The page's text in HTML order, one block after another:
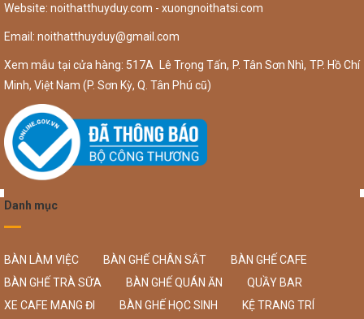
Website: noithatthuyduy.com - xuongnoithatsi.com
Email: noithatthuyduy@gmail.com
Xem mẫu tại cửa hàng: 517A Lê Trọng Tấn, P. Tân Sơn Nhì, TP. Hồ Chí
Minh, Việt Nam (P. Sơn Kỳ, Q. Tân Phú cũ)
Danh mục
BÀN LÀM VIỆC BÀN GHẾ CHÂN SẮT
BÀN GHẾ CAFE
BÀN GHẾ TRÀ SỮA
BÀN GHẾ QUÁN ĂN
QUẦY BAR
XE CAFE MANG ĐI
BÀN GHẾ HỌC SINH
KỆ TRANG TRÍ